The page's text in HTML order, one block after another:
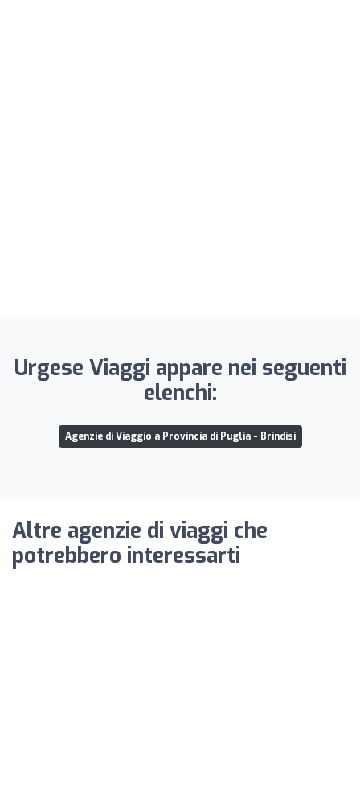
Urgese Viaggi appare nei seguenti
elenchi:
Agenzie di Viaggio a Provincia di Puglia - Brindisi
Altre agenzie di viaggi che
potrebbero interessarti